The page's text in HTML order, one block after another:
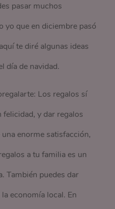
pasar muchos
yo que en diciembre pasó
te diré algunas ideas
día de navidad.
Los regalos sí
felicidad, y dar regalos
enorme satisfacción,
a tu familia es un
También puedes dar
economía local. En